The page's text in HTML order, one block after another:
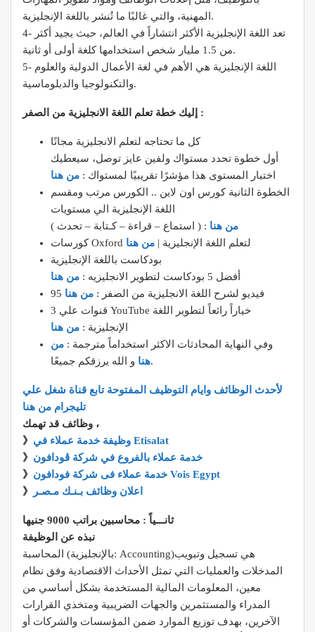
المهنية، والتي غالبًا ما تُنشر باللغة الإنجليزية.
4- تعد اللغة الإنجليزية الأكثر انتشاراً في العالم، حيث يجيد أكثر
من 1.5 مليار شخص استخدامها كلغة أولى أو ثانية.
5- اللغة الإنجليزية هي الأهم في لغة الأعمال الدولية والعلوم
والتكنولوجيا والدبلوماسية.
إليك خطة تعلم اللغة الانجليزية من الصفر :
كل ما تحتاجه لتعلم الانجليزية مجانًا
أول خطوة تحدد مستواك ولفين عايز توصل، سيعطيك
اختبار المستوى هذا مؤشرًا تقريبيًا لمستواك : من هنا
الخطوة الثانية كورس اون لاين .. الكورس مرتب ومقسم
اللغة الإنجليزية الي مستويات
( استماع – قراءة – كـتابة – تحدث ) : من هنا
كورسات Oxford لتعلم اللغة الإنجليزية | من هنا
بودكاست باللغة الإنجليزية
أفضل 5 بودكاست لتطوير الانجليزيه :
من هنا
95 فيديو لشرح اللغة الانجليزية من الصفر : من هنا
3 قنوات علي YouTube خياراً رائعاً لتطوير اللغة
الإنجليزية : من هنا
وفي النهاية المحادثات الاكثر استخداماً مترجمة : من
هناو الله يرزقكم جميعًا.
لأحدث الوظائف وايام التوظيف المفتوحة تابع قناة شغل علي
تليجرام من هنا
وظائف قد تهمك ،
》
وظيفة خدمة عملاء في Etisalat
》 خدمة عملاء بالفروع في شركة ڤودافون
》
خدمة عملاء فى شركة فودافون Vois Egypt
》
اعلان وظائف بـنـك مـصـر
ثانـــياً : محاسبين براتب 9000 جنيها
نبذه عن الوظيفة
المحاسبة (بالإنجليزية: Accounting)‏ هي تسجيل وتبويب
المدخلات والعمليات التي تمثل الأحداث الاقتصادية وفق نظام
معين، المعلومات المالية المستخدمة بشكل أساسي من
المدراء والمستثمرين والجهات الضريبية ومتخذي القرارات
الآخرين، بهدف توزيع الموارد ضمن المؤسسات والشركات أو